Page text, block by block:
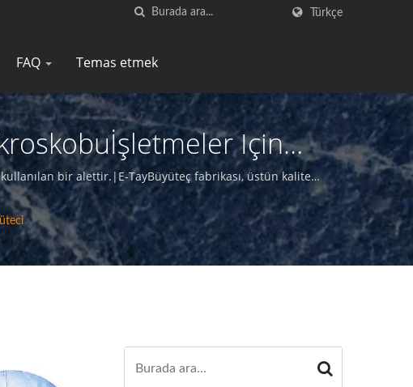
Türkçe
FAQ Temas etmek
Için
Taybir alettir.|E-TayBüyüteç fabrikası, üstün kaliteli
bir üreticidir.